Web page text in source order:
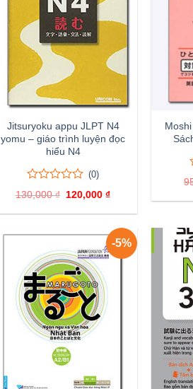
Jitsuryoku appu JLPT N4
yomu – giáo trình luyện đọc
hiểu N4
0
trên
5
0
giá
(0)
130,000₫ Giá
là:
120,000₫
tại
120,000 ₫.
-5%